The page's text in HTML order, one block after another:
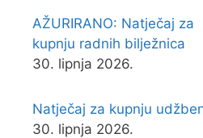
AŽURIRANO: Natječaj za
kupnju radnih bilježnica
30. lipnja 2026.
Natječaj za kupnju
30. lipnja 2026.